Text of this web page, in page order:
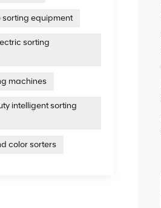
sorting equipment
sorting
machines
intelligent sorting
color sorters